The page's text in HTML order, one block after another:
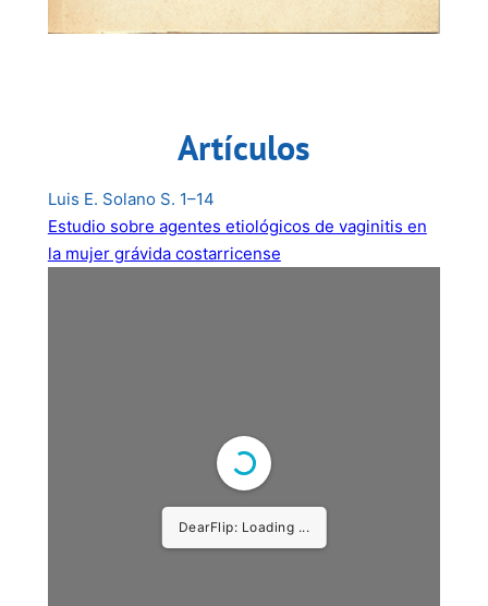
Artículos
Luis E. Solano S. 1–14
Estudio sobre agentes etiológicos de vaginitis en
la mujer grávida costarricense